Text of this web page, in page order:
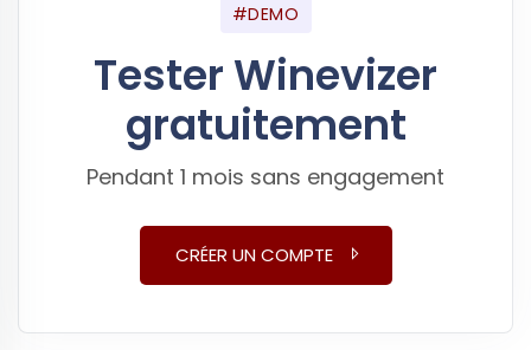
#DEMO
Tester Winevizer
gratuitement
Pendant 1 mois sans engagement
CRÉER UN COMPTE